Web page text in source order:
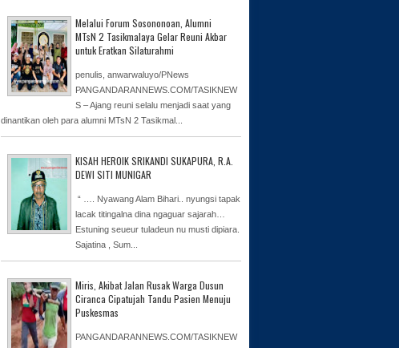
Melalui Forum Sosononoan, Alumni
MTsN 2 Tasikmalaya Gelar Reuni Akbar
untuk Eratkan Silaturahmi
penulis, anwarwaluyo/PNews
PANGANDARANNEWS.COM/TASIKNEW
S – Ajang reuni selalu menjadi saat yang
dinantikan oleh para alumni MTsN 2 Tasikmal...
KISAH HEROIK SRIKANDI SUKAPURA, R.A.
DEWI SITI MUNIGAR
“ …. Nyawang Alam Bihari.. nyungsi tapak
lacak titingalna dina ngaguar sajarah…
Estuning seueur tuladeun nu musti dipiara.
Sajatina , Sum...
Miris, Akibat Jalan Rusak Warga Dusun
Ciranca Cipatujah Tandu Pasien Menuju
Puskesmas
PANGANDARANNEWS.COM/TASIKNEW